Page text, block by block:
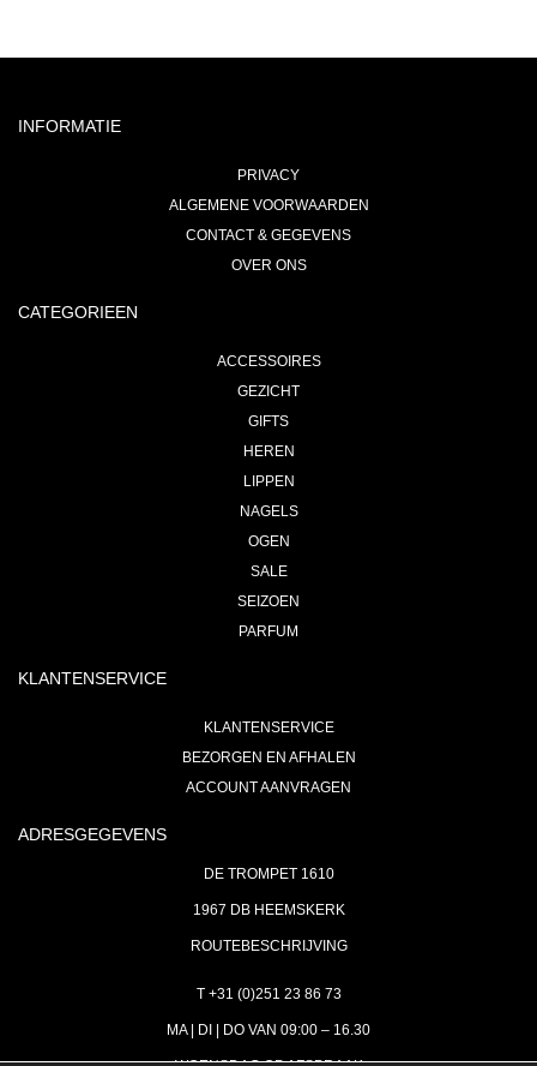
INFORMATIE
PRIVACY
ALGEMENE VOORWAARDEN
CONTACT & GEGEVENS
OVER ONS
CATEGORIEEN
ACCESSOIRES
GEZICHT
GIFTS
HEREN
LIPPEN
NAGELS
OGEN
SALE
SEIZOEN
PARFUM
KLANTENSERVICE
KLANTENSERVICE
BEZORGEN EN AFHALEN
ACCOUNT AANVRAGEN
ADRESGEGEVENS
DE TROMPET 1610
1967 DB HEEMSKERK
ROUTEBESCHRIJVING
T +31 (0)251 23 86 73
MA | DI | DO VAN 09:00 – 16.30